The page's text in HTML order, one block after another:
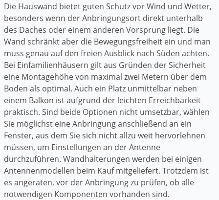
Die Hauswand bietet guten Schutz vor Wind und Wetter,
besonders wenn der Anbringungsort direkt unterhalb
des Daches oder einem anderen Vorsprung liegt. Die
Wand schränkt aber die Bewegungsfreiheit ein und man
muss genau auf den freien Ausblick nach Süden achten.
Bei Einfamilienhäusern gilt aus Gründen der Sicherheit
eine Montagehöhe von maximal zwei Metern über dem
Boden als optimal. Auch ein Platz unmittelbar neben
einem Balkon ist aufgrund der leichten Erreichbarkeit
praktisch. Sind beide Optionen nicht umsetzbar, wählen
Sie möglichst eine Anbringung anschließend an ein
Fenster, aus dem Sie sich nicht allzu weit hervorlehnen
müssen, um Einstellungen an der Antenne
durchzuführen. Wandhalterungen werden bei einigen
Antennenmodellen beim Kauf mitgeliefert. Trotzdem ist
es angeraten, vor der Anbringung zu prüfen, ob alle
notwendigen Komponenten vorhanden sind.